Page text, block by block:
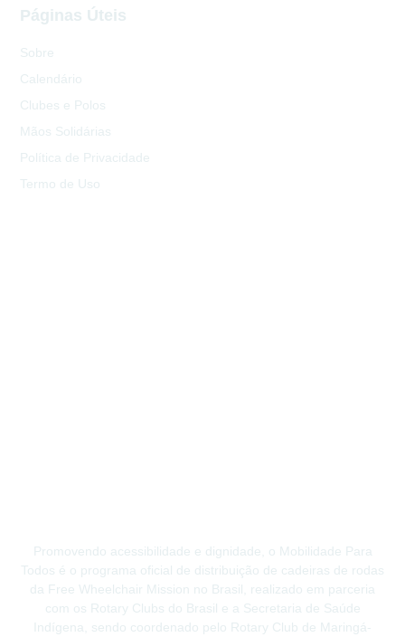
Promovendo acessibilidade e dignidade, o Mobilidade Para
Todos é o programa oficial de distribuição de cadeiras de rodas
da Free Wheelchair Mission no Brasil, realizado em parceria
com os Rotary Clubs do Brasil e a Secretaria de Saúde
Indígena, sendo coordenado pelo Rotary Club de Maringá-
Páginas Úteis
Sobre
Calendário
Clubes e Polos
Mãos Solidárias
Política de Privacidade
Termo de Uso